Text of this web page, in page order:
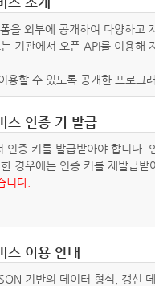
을 외부에 공개하여 다양하
기관에서 오픈 API를 이용해
용할 수 있도록 공개한 프로그
스 인증 키 발급
인증 키를 발급받아야 합니다
경우에는 인증 키를 재발급받
니다.
스 이용 안내
기반의 데이터 형식, 갱신